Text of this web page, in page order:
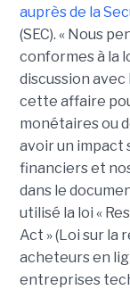
auprès de la
(SEC). « Nous
conformes à la
discussion avec
cette affaire
monétaires ou
avoir un impact
financiers et
dans le
utilisé la loi «
Act » (Loi sur la
acheteurs en
entreprises